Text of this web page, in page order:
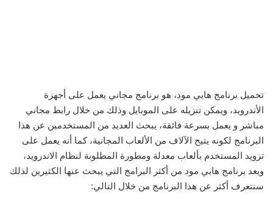
تحميل برنامج هابي مود، هو برنامج مجاني يعمل على أجهزة
الأندرويد، ويمكن تنزيله على الموبايل وذلك من خلال رابط مجاني
مباشر و يعمل بسرعة فائقة، يبحث العديد من المستخدمين عن هذا
البرنامج لكونه يتيح الآلاف من الألعاب المجانية، كما أنه يعمل على
تزويد المستخدم بألعاب معدلة ومطورة المطلوبة لنظام الاندرويد،
ويعد برنامج هابي مود من أكثر البرامج التي يبحث عنها الكثيرين لذلك
سنتعرف أكثر عن هذا البرنامج من خلال التالي: